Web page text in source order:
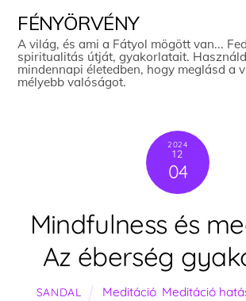
content
FÉNYÖRVÉNY
A világ, és ami a Fátyol mögött van...
spiritualitás útját, gyakorlatait.
mindennapi életedben, hogy meglásd a
mélyebb valóságot.
2024
12
04
Mindfulness és
Az éberség
SANDAL Meditáció Meditáció